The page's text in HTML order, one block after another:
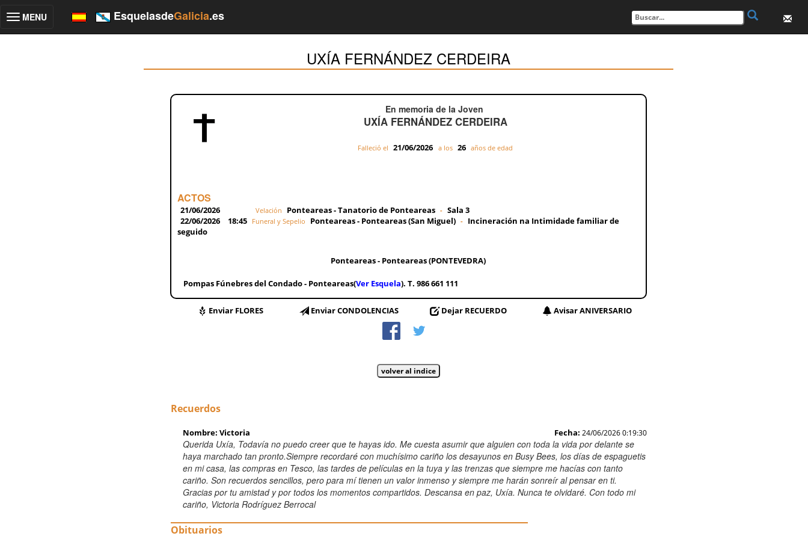
Toggle
MENU EsquelasdeGalicia.es
UXÍA FERNÁNDEZ CERDEIRA
En memoria de la Joven
UXÍA FERNÁNDEZ CERDEIRA
Falleció el 21/06/2026 a los 26 años de edad
ACTOS
21/06/2026 Velación Ponteareas - Tanatorio de Ponteareas - Sala 3
22/06/2026
18:45 Funeral y Sepelio Ponteareas - Ponteareas (San Miguel) - Incineración na Intimidade familiar de
seguido
Ponteareas - Ponteareas (PONTEVEDRA)
Pompas Fúnebres del Condado - Ponteareas(Ver Esquela). T. 986 661 111
Enviar FLORES Enviar CONDOLENCIAS Dejar RECUERDO Avisar ANIVERSARIO
Recuerdos
Nombre: Victoria Fecha: 24/06/2026 0:19:30
Querida Uxía, Todavía no puedo creer que te hayas ido. Me cuesta asumir que alguien con toda la vida por delante se
haya marchado tan pronto.Siempre recordaré con muchísimo cariño los desayunos en Busy Bees, los días de espaguetis
en mi casa, las compras en Tesco, las tardes de películas en la tuya y las trenzas que siempre me hacías con tanto
cariño. Son recuerdos sencillos, pero para mí tienen un valor inmenso y siempre me harán sonreír al pensar en ti.
Gracias por tu amistad y por todos los momentos compartidos. Descansa en paz, Uxía. Nunca te olvidaré. Con todo mi
cariño, Victoria Rodríguez Berrocal
Obituarios